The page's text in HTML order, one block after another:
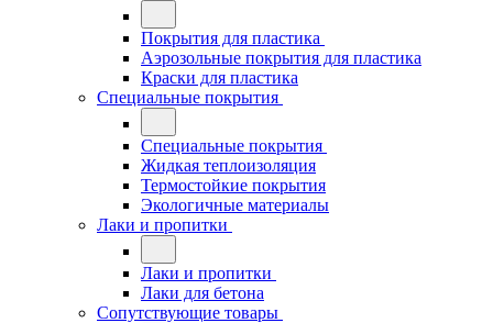
Покрытия для пластика
Аэрозольные покрытия для пластика
Краски для пластика
Специальные покрытия
Специальные покрытия
Жидкая теплоизоляция
Термостойкие покрытия
Экологичные материалы
Лаки и пропитки
Лаки и пропитки
Лаки для бетона
Сопутствующие товары